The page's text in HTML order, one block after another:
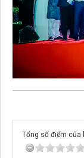
Tổng số điểm của